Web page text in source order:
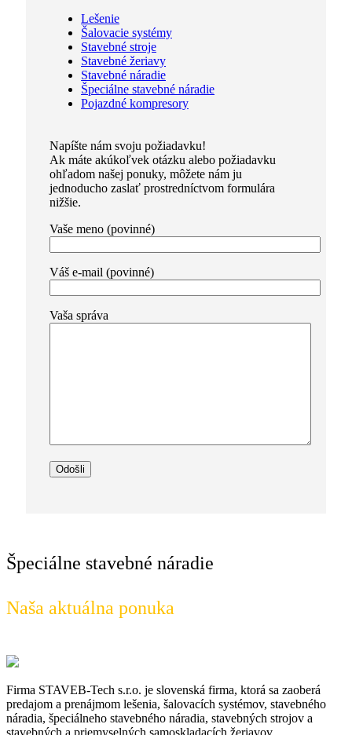
Lešenie
Šalovacie systémy
Stavebné stroje
Stavebné žeriavy
Stavebné náradie
Špeciálne stavebné náradie
Pojazdné kompresory
Napíšte nám svoju požiadavku!
Ak máte akúkoľvek otázku alebo požiadavku
ohľadom našej ponuky, môžete nám ju
jednoducho zaslať prostredníctvom formulára
nižšie.
Vaše meno (povinné)
Váš e-mail (povinné)
Vaša správa
Špeciálne stavebné náradie
Naša aktuálna ponuka
Firma STAVEB-Tech s.r.o. je slovenská firma, ktorá sa zaoberá
predajom a prenájmom lešenia, šalovacích systémov, stavebného
náradia, špeciálneho stavebného náradia, stavebných strojov a